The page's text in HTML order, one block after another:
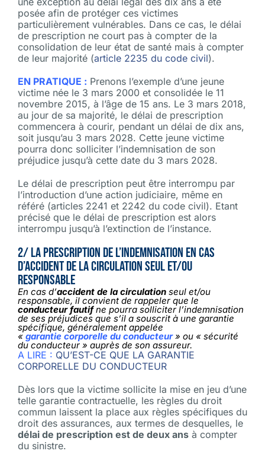
posée afin de protéger ces victimes
particulièrement vulnérables. Dans ce cas, le délai
de prescription ne court pas à compter de la
consolidation de leur état de santé mais à compter
de leur majorité (article 2235 du code civil).
EN PRATIQUE : Prenons l’exemple d’une jeune
victime née le 3 mars 2000 et consolidée le 11
novembre 2015, à l’âge de 15 ans. Le 3 mars 2018,
au jour de sa majorité, le délai de prescription
commencera à courir, pendant un délai de dix ans,
soit jusqu’au 3 mars 2028. Cette jeune victime
pourra donc solliciter l’indemnisation de son
préjudice jusqu’à cette date du 3 mars 2028.
Le délai de prescription peut être interrompu par
l’introduction d’une action judiciaire, même en
référé (articles 2241 et 2242 du code civil). Etant
précisé que le délai de prescription est alors
interrompu jusqu’à l’extinction de l’instance.
2/ La prescription de l’indemnisation en cas
d’accident de la circulation seul et/ou
responsable
En cas d’accident de la circulation seul et/ou
responsable, il convient de rappeler que le
conducteur fautifne pourra solliciter l’indemnisation
de ses préjudices que s’il a souscrit à une garantie
spécifique, généralement appelée
« garantie corporelle du conducteur» ou « sécurité
du conducteur » auprès de son assureur.
A LIRE : QU’EST-CE QUE LA GARANTIE
CORPORELLE DU CONDUCTEUR
Dès lors que la victime sollicite la mise en jeu d’une
telle garantie contractuelle, les règles du droit
commun laissent la place aux règles spécifiques du
droit des assurances, aux termes de desquelles, le
délai de prescription est de deux ans à compter
du sinistre.